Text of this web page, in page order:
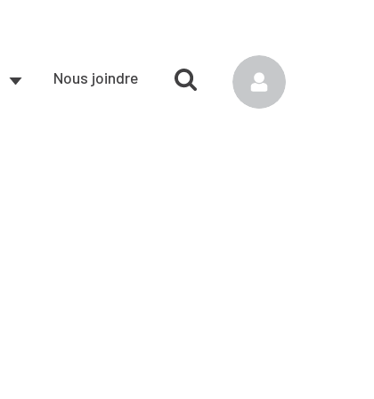
Nous joindre